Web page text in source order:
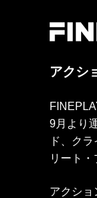
アクシ
9月より
ド、ク
リート
アクショ